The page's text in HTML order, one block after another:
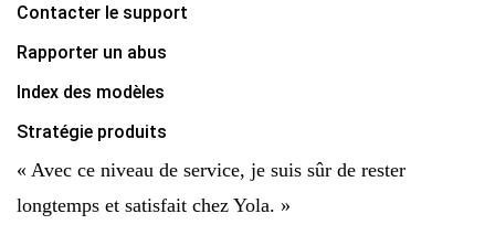
Contacter le support
Rapporter un abus
Index des modèles
Stratégie produits
« Avec ce niveau de service, je suis sûr de rester
longtemps et satisfait chez Yola. »